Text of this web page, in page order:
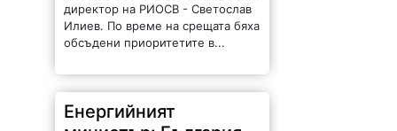
директор на РИОСВ - Светослав
Илиев. По време на срещата бяха
обсъдени приоритетите в...
Енергийният